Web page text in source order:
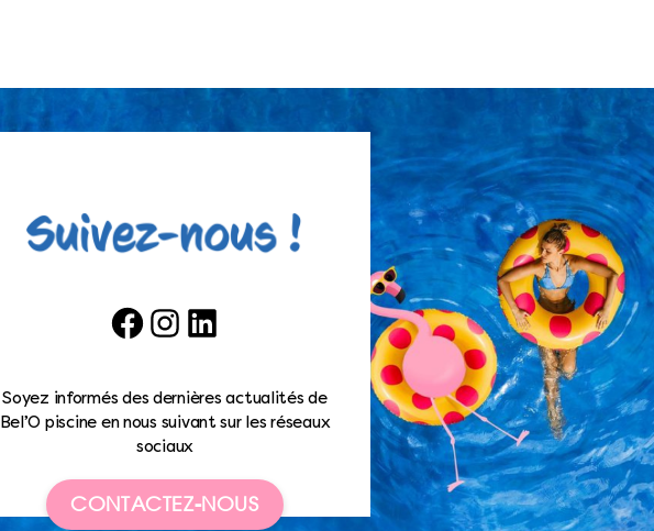
FacebookInstagramLinkedIn
Soyez informés des dernières actualités de
Bel’O piscine en nous suivant sur les réseaux
sociaux
CONTACTEZ-NOUS